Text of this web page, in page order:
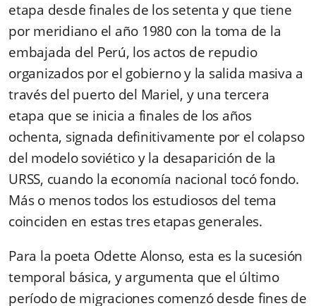
etapa desde finales de los setenta y que tiene
por meridiano el año 1980 con la toma de la
embajada del Perú, los actos de repudio
organizados por el gobierno y la salida masiva a
través del puerto del Mariel, y una tercera
etapa que se inicia a finales de los años
ochenta, signada definitivamente por el colapso
del modelo soviético y la desaparición de la
URSS, cuando la economía nacional tocó fondo.
Más o menos todos los estudiosos del tema
coinciden en estas tres etapas generales.
Para la poeta Odette Alonso, esta es la sucesión
temporal básica, y argumenta que el último
período de migraciones comenzó desde fines de